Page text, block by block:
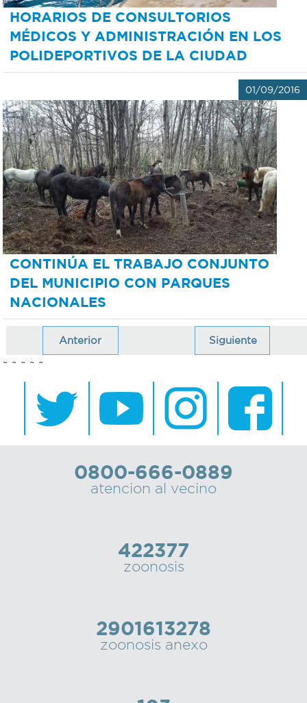
HORARIOS DE CONSULTORIOS
MÉDICOS Y ADMINISTRACIÓN EN LOS
POLIDEPORTIVOS DE LA CIUDAD
01/09/2016
CONTINÚA EL TRABAJO CONJUNTO
DEL MUNICIPIO CON PARQUES
NACIONALES
Anterior Siguiente
~ ~ ~ ~ ~
0800-666-0889
atencion al vecino
422377
zoonosis
2901613278
zoonosis anexo